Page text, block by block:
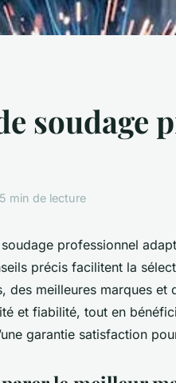
soudage
5 min de lecture
professionnel
précis facilitent la
des meilleures marques et
et fiabilité, tout en
garantie satisfaction